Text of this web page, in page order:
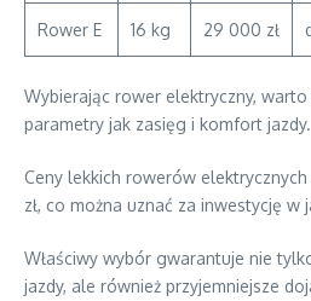
Rower E 16 kg 29 000 zł
Wybierając rower elektryczny,
parametry jak zasięg i komfort jazdy.
Ceny lekkich rowerów
zł, co można uznać za inwestycję w
Właściwy wybór gwarantuje nie
jazdy, ale również przyjemniejsze